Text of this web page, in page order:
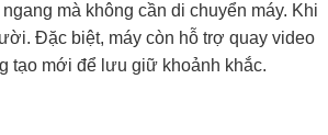
mà không cần di chuyển máy. Khi
Đặc biệt, máy còn hỗ trợ quay video
tạo mới để lưu giữ khoảnh khắc.